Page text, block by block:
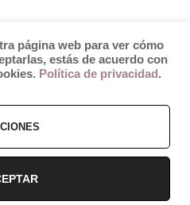
Colette
y Envíos–Cambios y Devoluciones
página web para ver cómo
estás de acuerdo con
Política de privacidad .